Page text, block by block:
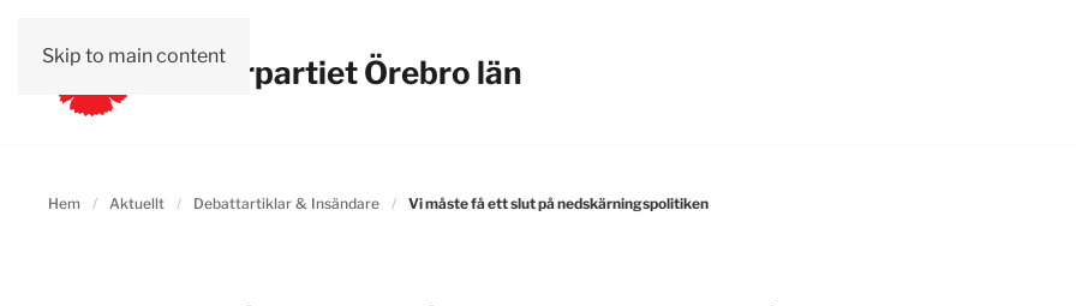
Skip to main contentVänsterpartiet Örebro län
Hem Aktuellt Debattartiklar & Insändare Vi måste få ett slut på nedskärningspolitiken